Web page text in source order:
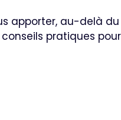
apporter, au-delà
pratiques